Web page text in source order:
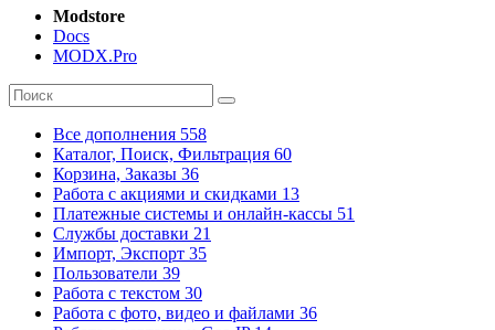
Modstore
Docs
MODX.Pro
Все дополнения 558
Каталог, Поиск, Фильтрация 60
Корзина, Заказы 36
Работа с акциями и скидками 13
Платежные системы и онлайн-кассы 51
Службы доставки 21
Импорт, Экспорт 35
Пользователи 39
Работа с текстом 30
Работа с фото, видео и файлами 36